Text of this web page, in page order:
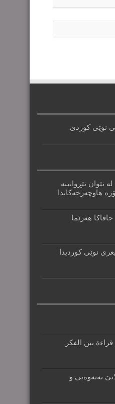
نوێی کوردی
نێوان تێڕوانینە
هاوچەرخەکاندا
هەرێما
نوێی کوردیدا
بین الفکر
نەتەوەیی و